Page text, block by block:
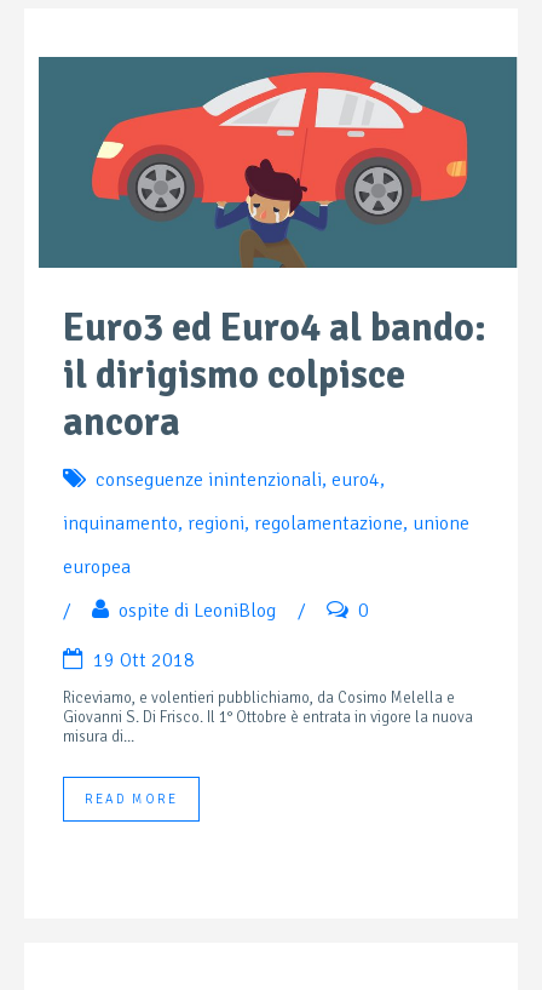
Euro3 ed Euro4 al bando:
il dirigismo colpisce
ancora
conseguenze inintenzionali, euro4,
inquinamento, regioni, regolamentazione, unione
europea
/
ospite di LeoniBlog / 0
19 Ott 2018
Riceviamo, e volentieri pubblichiamo, da Cosimo Melella e
Giovanni S. Di Frisco. Il 1° Ottobre è entrata in vigore la nuova
misura di...
READ MORE